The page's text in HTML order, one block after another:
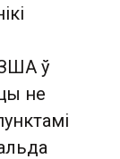
ЗША ў
не